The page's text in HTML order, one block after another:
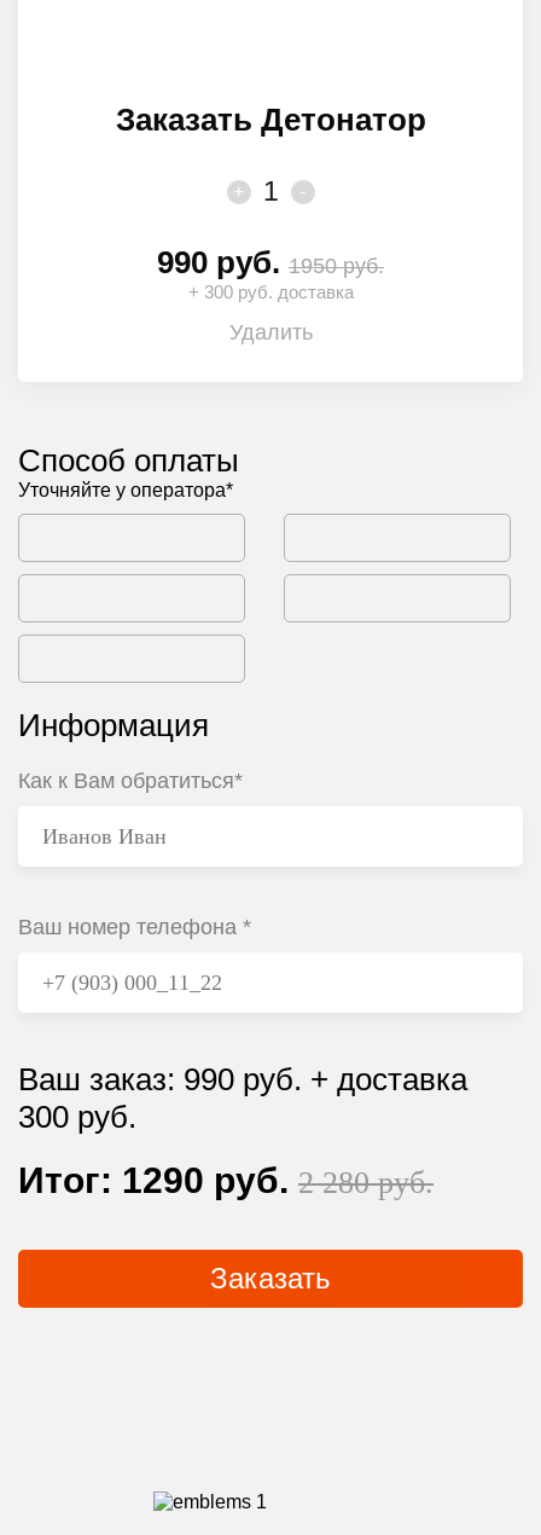
Заказать Детонатор
+ 1 -
990 руб. 1950 руб.
+ 300 руб. доставка
Удалить
Способ оплаты
Уточняйте у оператора*
Информация
Как к Вам обратиться*
Ваш номер телефона *
Ваш заказ: 990 руб. + доставка
300 руб.
Итог: 1290 руб. 2 280 руб.